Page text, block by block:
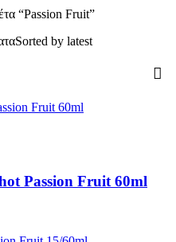
“Passion Fruit”
Sorted by latest
Passion Fruit 60ml